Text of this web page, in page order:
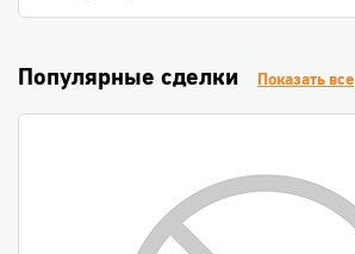
Популярные сделки Показать все